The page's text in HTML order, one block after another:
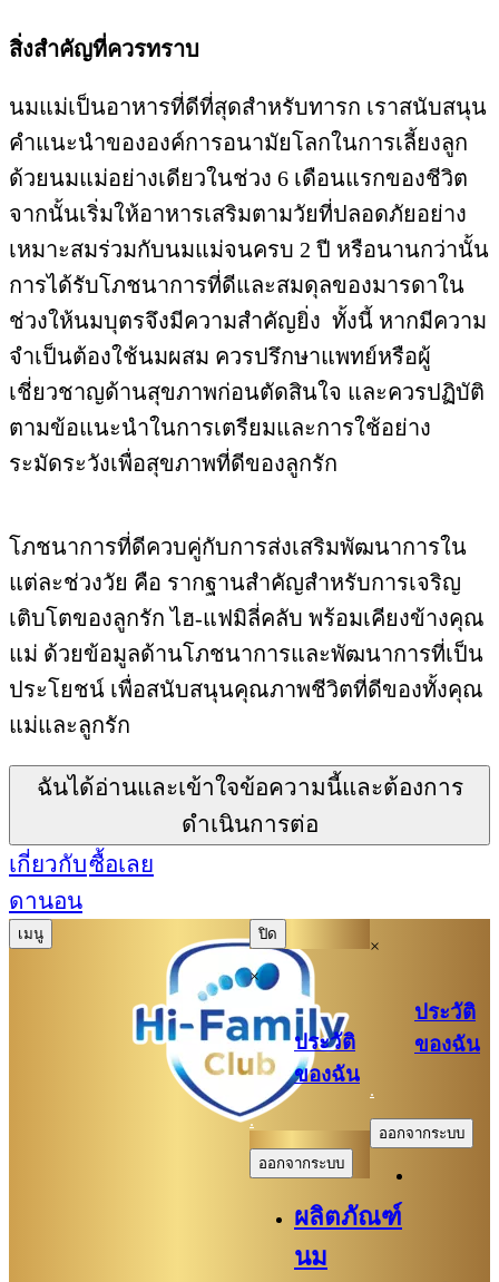
สิ่งสำคัญที่ควรทราบ
นมแม่เป็นอาหารที่ดีที่สุดสำหรับทารก เราสนับสนุน
คำแนะนำขององค์การอนามัยโลกในการเลี้ยงลูก
ด้วยนมแม่อย่างเดียวในช่วง 6 เดือนแรกของชีวิต
จากนั้นเริ่มให้อาหารเสริมตามวัยที่ปลอดภัยอย่าง
เหมาะสมร่วมกับนมแม่จนครบ 2 ปี หรือนานกว่านั้น
การได้รับโภชนาการที่ดีและสมดุลของมารดาใน
ช่วงให้นมบุตรจึงมีความสำคัญยิ่ง ทั้งนี้ หากมีความ
จำเป็นต้องใช้นมผสม ควรปรึกษาแพทย์หรือผู้
เชี่ยวชาญด้านสุขภาพก่อนตัดสินใจ และควรปฏิบัติ
ตามข้อแนะนำในการเตรียมและการใช้อย่าง
ระมัดระวังเพื่อสุขภาพที่ดีของลูกรัก
โภชนาการที่ดีควบคู่กับการส่งเสริมพัฒนาการใน
แต่ละช่วงวัย คือ รากฐานสำคัญสำหรับการเจริญ
เติบโตของลูกรัก ไฮ-แฟมิลี่คลับ พร้อมเคียงข้างคุณ
แม่ ด้วยข้อมูลด้านโภชนาการและพัฒนาการที่เป็น
ประโยชน์ เพื่อสนับสนุนคุณภาพชีวิตที่ดีของทั้งคุณ
แม่และลูกรัก
ฉันได้อ่านและเข้าใจข้อความนี้และต้องการ
ดำเนินการต่อ
เกี่ยวกับ
ดานอน
ซื้อเลย
เมนู ปิด
×
ประวัติ
ของฉัน
.
ออกจากระบบ
ผลิตภัณฑ์
นม
×
ประวัติ
ของฉัน
.
ออกจากระบบ